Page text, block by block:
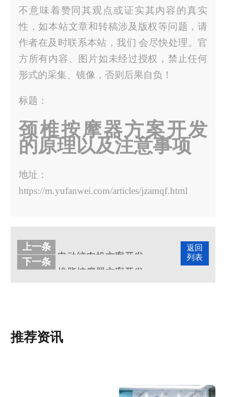
不意味着赞同其观点或证实其内容的真实
性，如本站文章和转稿涉及版权等问题，请
作者在及时联系本站，我们 会尽快处理。官
方所有内容、图片如未经过授权，禁止任何
形式的采集、镜像，否则后果自负！
标题：
颈椎按摩器方案开发
的原理以及注意事项
地址：
https://m.yufanwei.com/articles/jzamqf.html
返回
列表
上一条
下一条
推荐资讯